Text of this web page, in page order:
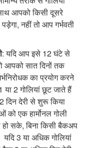
आपको किसी दूसरे
नहीं तो आप गर्भवती
: यदि आप इसे 12 घंटे से
आपको सात दिनों तक
का प्रयोग करने
2 गोलियां छूट जाते हैं
दिन देरी से शुरू किया
को एक हार्मोनल गोली
हो सके, बिना किसी बैकअप
3 या अधिक गोलियां